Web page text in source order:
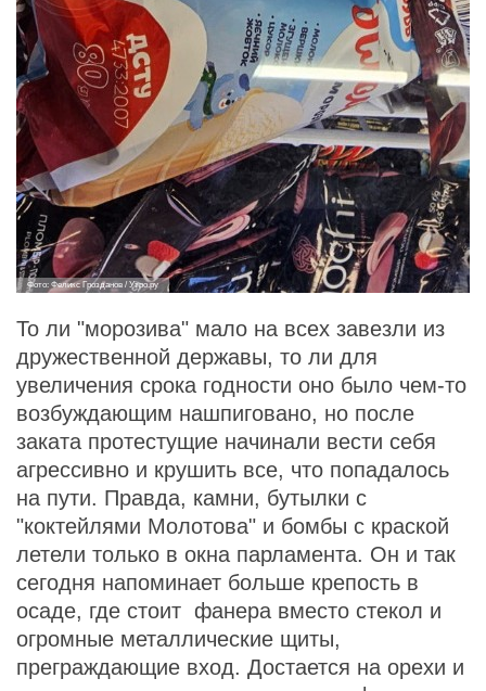
Фото: Феликс Грозданов / Утро.ру
То ли "морозива" мало на всех завезли из
дружественной державы, то ли для
увеличения срока годности оно было чем-то
возбуждающим нашпиговано, но после
заката протестущие начинали вести себя
агрессивно и крушить все, что попадалось
на пути. Правда, камни, бутылки с
"коктейлями Молотова" и бомбы с краской
летели только в окна парламента. Он и так
сегодня напоминает больше крепость в
осаде, где стоит фанера вместо стекол и
огромные металлические щиты,
преграждающие вход. Достается на орехи и